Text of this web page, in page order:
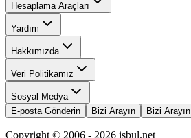
Hesaplama Araçları
Yardım
Hakkımızda
Veri Politikamız
Sosyal Medya
E-posta Gönderin
Bizi Arayın Bizi Arayın
Copyright © 2006 - 2026 isbul.net